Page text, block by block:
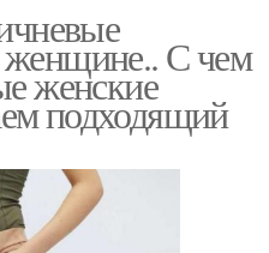
С чем
женские
подходящий